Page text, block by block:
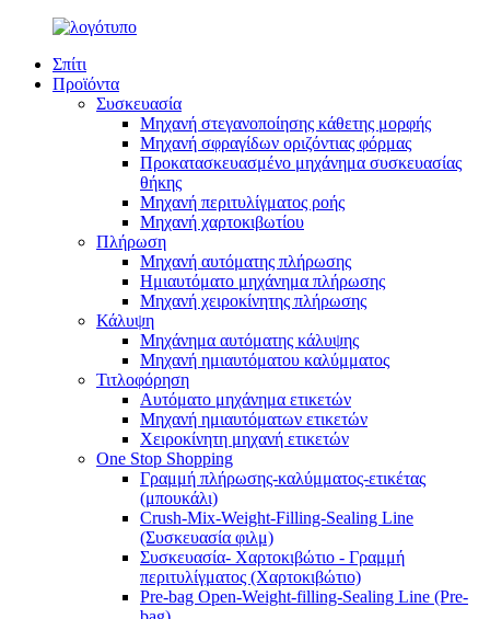
Σπίτι
Προϊόντα
Συσκευασία
Μηχανή στεγανοποίησης κάθετης μορφής
Μηχανή σφραγίδων οριζόντιας φόρμας
Προκατασκευασμένο μηχάνημα συσκευασίας
θήκης
Μηχανή περιτυλίγματος ροής
Μηχανή χαρτοκιβωτίου
Πλήρωση
Μηχανή αυτόματης πλήρωσης
Ημιαυτόματο μηχάνημα πλήρωσης
Μηχανή χειροκίνητης πλήρωσης
Κάλυψη
Μηχάνημα αυτόματης κάλυψης
Μηχανή ημιαυτόματου καλύμματος
Τιτλοφόρηση
Αυτόματο μηχάνημα ετικετών
Μηχανή ημιαυτόματων ετικετών
Χειροκίνητη μηχανή ετικετών
One Stop Shopping
Γραμμή πλήρωσης-καλύμματος-ετικέτας
(μπουκάλι)
Crush-Mix-Weight-Filling-Sealing Line
(Συσκευασία φιλμ)
Συσκευασία- Χαρτοκιβώτιο - Γραμμή
περιτυλίγματος (Χαρτοκιβώτιο)
Pre-bag Open-Weight-filling-Sealing Line (Pre-